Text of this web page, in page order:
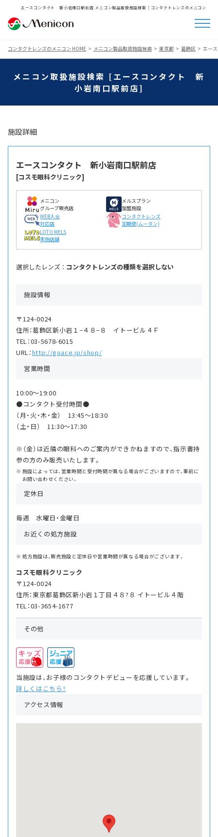
エースコンタクト 新小岩南口駅前店 メニコン製品取扱施設検索│コンタクトレンズのメニコン
コンタクトレンズのメニコン HOME メニコン製品取扱施設検索 東京都 葛飾区 エー
メニコン取扱施設検索 [エースコンタクト 新
小岩南口駅前店]
施設詳細
エースコンタクト 新小岩南口駅前店
[コスモ眼科クリニック]
メニコン
グループ販売店
メルスプラン
加盟施設
WEB入会
対応店
コンタクトレンズ
定期便(ムータン)
LOTO MELS
実施店舗
選択したレンズ ： コンタクトレンズの種類を選択しない
施設情報
〒124-0024
住所：葛飾区新小岩１−４８−８ イトービル４Ｆ
TEL：03-5678-6015
URL：http://goace.jp/shop/
営業時間
10:00〜19:00
●コンタクト受付時間●
（月・火・木・金） 13:45〜18:30
（土・日） 11:30〜17:30
※（金）は近隣の眼科へのご案内ができかねますので、指示書持
参の方のみ販売いたします。
施設によっては、営業時間と受付時間が異なる場合がございますので、事前に
お問い合わせください。
定休日
毎週 水曜日・金曜日
お近くの処方施設
処方施設は、販売施設と定休日や営業時間が異なる場合がございます。
コスモ眼科クリニック
〒124-0024
住所：東京都葛飾区新小岩１丁目４８?８ イトービル４階
TEL：03-3654-1677
その他
当施設は、お子様のコンタクトデビューを応援しています。
詳しくはこちら！
アクセス情報